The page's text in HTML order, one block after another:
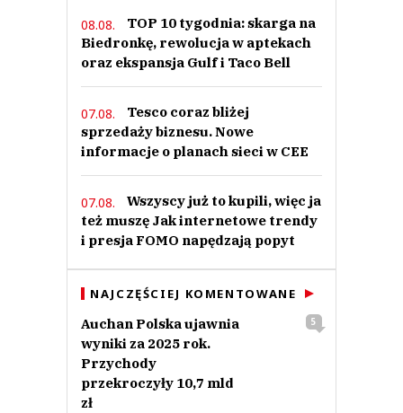
08.08.
TOP 10 tygodnia: skarga na
Biedronkę, rewolucja w aptekach
oraz ekspansja Gulf i Taco Bell
07.08.
Tesco coraz bliżej
sprzedaży biznesu. Nowe
informacje o planach sieci w CEE
07.08.
Wszyscy już to kupili, więc ja
też muszę Jak internetowe trendy
i presja FOMO napędzają popyt
NAJCZĘŚCIEJ KOMENTOWANE
Auchan Polska ujawnia
wyniki za 2025 rok.
Przychody
przekroczyły 10,7 mld
zł
5